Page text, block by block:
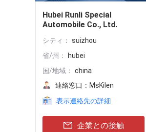
Hubei Runli Special
Automobile Co., Ltd.
シティ：
suizhou
省/州：
hubei
国/地域：
china
連絡窓口： MsKilen
表示連絡先の詳細
企業との接触